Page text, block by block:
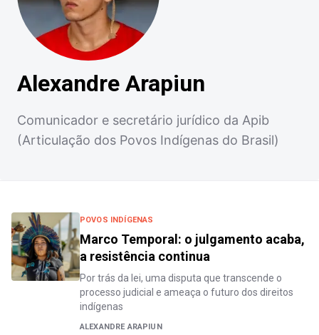
Alexandre Arapiun
Comunicador e secretário jurídico da Apib
(Articulação dos Povos Indígenas do Brasil)
POVOS INDÍGENAS
Marco Temporal: o julgamento acaba,
a resistência continua
Por trás da lei, uma disputa que transcende o
processo judicial e ameaça o futuro dos direitos
indígenas
ALEXANDRE ARAPIUN